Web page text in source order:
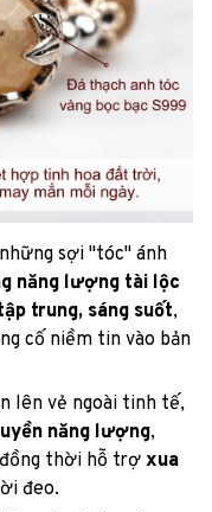
sợi "tóc" ánh
năng lượng tài lộc
trung, sáng suốt,
cố niềm tin vào bản
lên vẻ ngoài tinh tế,
năng lượng,
thời hỗ trợ xua
đeo.